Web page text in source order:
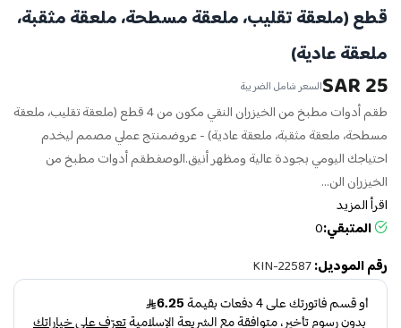
قطع (ملعقة تقليب، ملعقة مسطحة، ملعقة مثقبة،
ملعقة عادية)
25 SAR السعر شامل الضريبة
طقم أدوات مطبخ من الخيزران النقي مكون من 4 قطع (ملعقة تقليب، ملعقة
مسطحة، ملعقة مثقبة، ملعقة عادية) - عروضمنتج عملي مصمم ليخدم
احتياجك اليومي بجودة عالية ومظهر أنيق.الوصفطقم أدوات مطبخ من
الخيزران الن...
اقرأ المزيد
المتبقي:0
رقم الموديل:KIN-22587